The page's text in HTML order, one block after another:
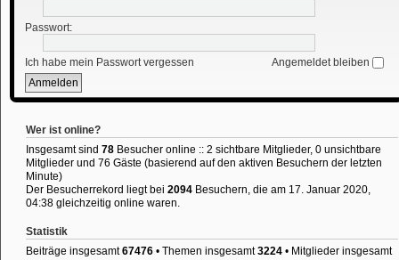
Passwort:
Ich habe mein Passwort vergessen Angemeldet bleiben
Wer ist online?
Insgesamt sind 78 Besucher online :: 2 sichtbare Mitglieder, 0 unsichtbare
Mitglieder und 76 Gäste (basierend auf den aktiven Besuchern der letzten
Minute)
Der Besucherrekord liegt bei 2094 Besuchern, die am 17. Januar 2020,
04:38 gleichzeitig online waren.
Statistik
Beiträge insgesamt67476 • Themen insgesamt3224 • Mitglieder insgesamt